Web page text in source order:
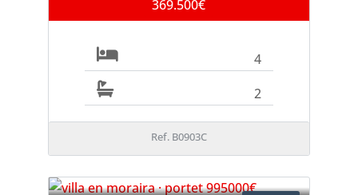
369.500€
4
2
Ref. B0903C